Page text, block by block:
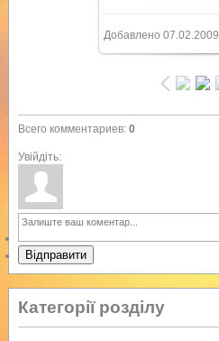
Добавлено 07.02.2009
Всего комментариев: 0
Увійдіть:
Відправити
Категорії розділу